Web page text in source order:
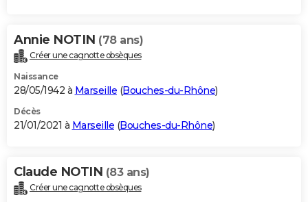
Annie NOTIN (78 ans)
Créer une cagnotte obsèques
Naissance
28/05/1942 à Marseille (Bouches-du-Rhône)
Décès
21/01/2021 à Marseille (Bouches-du-Rhône)
Claude NOTIN (83 ans)
Créer une cagnotte obsèques